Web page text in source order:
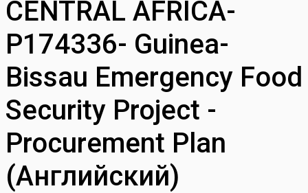
CENTRAL AFRICA-
P174336- Guinea-
Bissau Emergency Food
Security Project -
Procurement Plan
(Английский)